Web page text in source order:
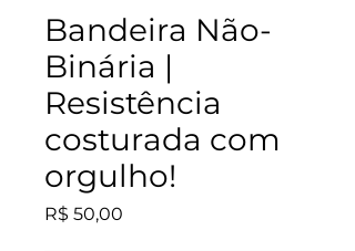
Bandeira Não-
Binária |
Resistência
costurada com
orgulho!
R$ 50,00